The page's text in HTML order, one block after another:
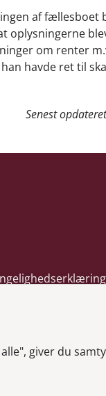
af fællesboet
oplysningerne
om renter
havde ret til
Senest
giver du